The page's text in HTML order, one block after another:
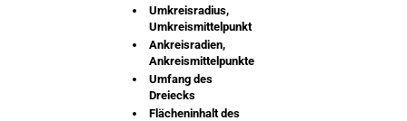
Umkreisradius,
Umkreismittelpunkt
Ankreisradien,
Ankreismittelpunkte
Umfang des
Dreiecks
Flächeninhalt des